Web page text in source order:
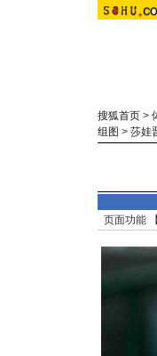
搜狐首页 >
组图 > 莎娃
页面功能 【